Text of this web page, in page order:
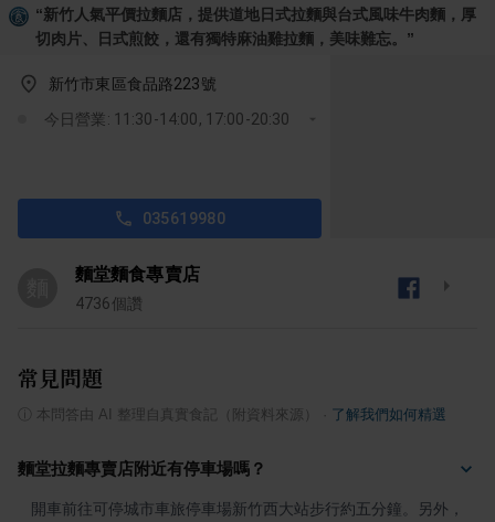
“新竹人氣平價拉麵店，提供道地日式拉麵與台式風味牛肉麵，厚
切肉片、日式煎餃，還有獨特麻油雞拉麵，美味難忘。 ”
新竹市東區食品路223號
今日營業: 11:30-14:00, 17:00-20:30
035619980
麵堂麵食專賣店
4736個讚
常見問題
本問答由 AI 整理自真實食記（附資料來源） 了解我們如何精選
麵堂拉麵專賣店附近有停車場嗎？
開車前往可停城市車旅停車場新竹西大站步行約五分鐘。另外，